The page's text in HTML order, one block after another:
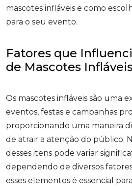
mascotes infláveis e como
para o seu evento.
Fatores que
de Mascotes
Os mascotes infláveis são uma
eventos, festas e campanhas
proporcionando uma maneira
de atrair a atenção do público.
desses itens pode variar
dependendo de diversos
esses elementos é essencial